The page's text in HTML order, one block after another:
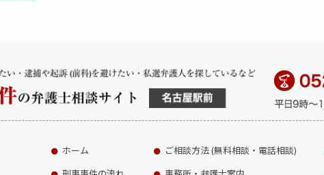
ホーム
ご相談方法 (無料相談・電話相談)